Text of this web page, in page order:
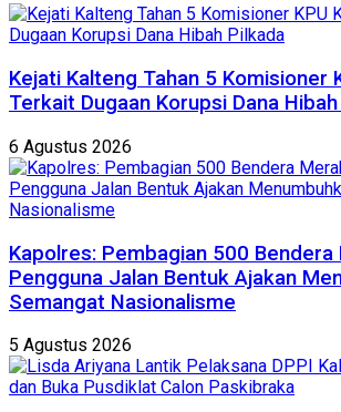
Kejati Kalteng Tahan 5 Komisioner
Terkait Dugaan Korupsi Dana
6 Agustus 2026
Kapolres: Pembagian 500
Pengguna Jalan Bentuk Ajakan
Semangat Nasionalisme
5 Agustus 2026